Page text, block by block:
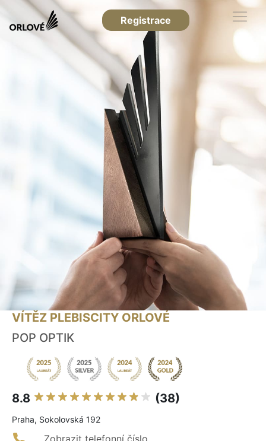
Registrace
VÍTĚZ PLEBISCITY ORLOVÉ
POP OPTIK
8.8 (38)
Praha, Sokolovská 192